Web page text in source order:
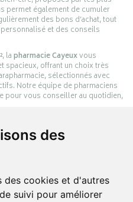
des
des cookies et d'autres
suivi pour améliorer
permet également de cumuler
des bons d’achat, tout
et des conseils
, lapharmacie Cayeuxvous
spacieux, offrant un choix très
sélectionnés avec
Notre équipe de pharmaciens
pour vous conseiller au quotidien,
digital de la pharmacie
Rang-du-Fliers.
ligne parmi des milliers de